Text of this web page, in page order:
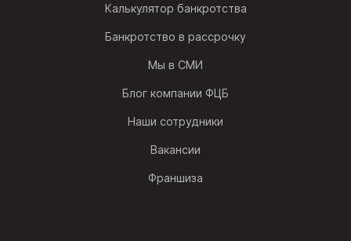
Калькулятор банкротства
Банкротство в рассрочку
Мы в СМИ
Блог компании ФЦБ
Наши сотрудники
Вакансии
Франшиза